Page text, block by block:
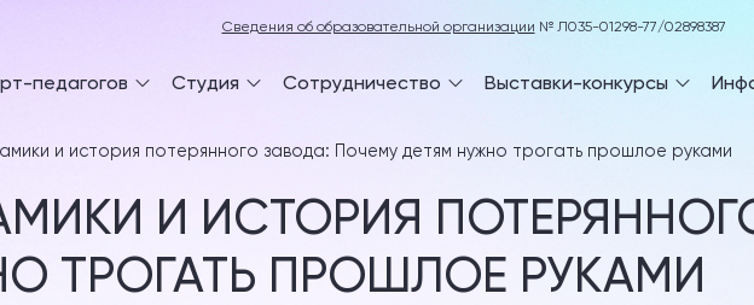
Сведения об образовательной организации № Л035-01298-77/02898387
педагогов Студия Сотрудничество Выставки-конкурсы
и история потерянного завода: Почему детям нужно трогать прошлое руками
И ИСТОРИЯ
ТРОГАТЬ ПРОШЛОЕ РУКАМИ